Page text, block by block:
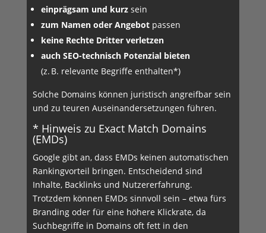
einprägsam und kurzsein
zum Namen oder Angebotpassen
keine Rechte Dritter verletzen
auch SEO-technisch Potenzial bieten
(z. B. relevante Begriffe enthalten*)
Solche Domains können juristisch angreifbar sein
und zu teuren Auseinandersetzungen führen.
* Hinweis zu Exact Match Domains
(EMDs)
Google gibt an, dass EMDs keinen automatischen
Rankingvorteil bringen. Entscheidend sind
Inhalte, Backlinks und Nutzererfahrung.
Trotzdem können EMDs sinnvoll sein – etwa fürs
Branding oder für eine höhere Klickrate, da
Suchbegriffe in Domains oft fett in den